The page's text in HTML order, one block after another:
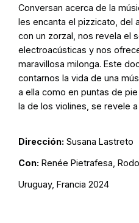
Conversan acerca de la
les encanta el pizzicato, del
con un zorzal, nos revela el
electroacústicas y nos
maravillosa milonga. Este
contarnos la vida de una
a ella como en puntas de
la de los violines, se revele
Dirección: Susana Lastreto
Con: Renée Pietrafesa,
Uruguay, Francia 2024